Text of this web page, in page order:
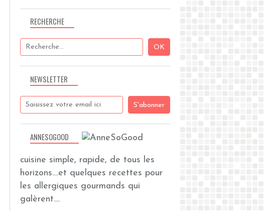
NEWSLETTER
RECHERCHE
ANNESOGOOD
cuisine simple, rapide, de tous les
horizons....et quelques recettes pour
les allergiques gourmands qui
galèrent....